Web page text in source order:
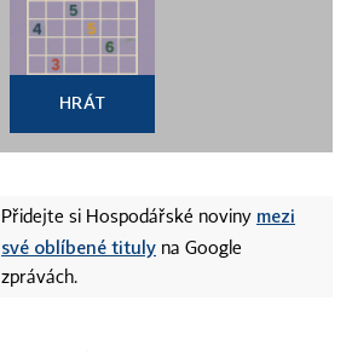
HRÁT
Přidejte si Hospodářské noviny mezi
své oblíbené tituly na Google
zprávách.